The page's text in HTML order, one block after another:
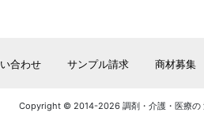
合わせ サンプル請求 商材募集
Copyright © 2014-2026 調剤・介護・医療の